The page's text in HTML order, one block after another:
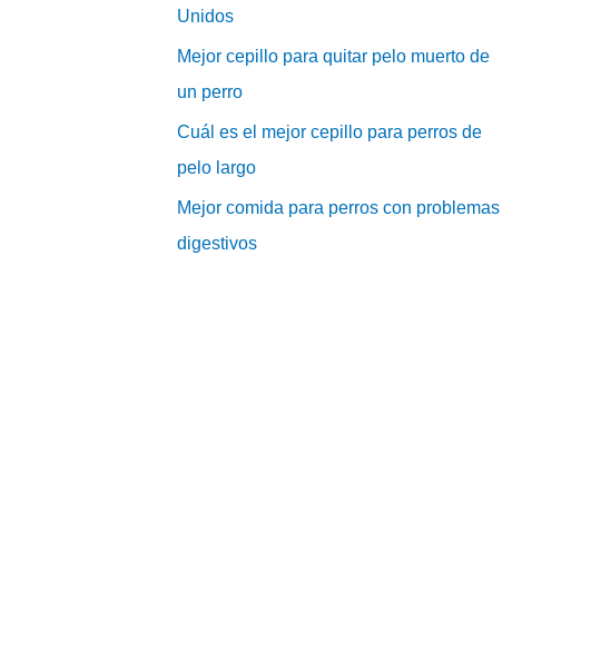
Unidos
Mejor cepillo para quitar pelo muerto de
un perro
Cuál es el mejor cepillo para perros de
pelo largo
Mejor comida para perros con problemas
digestivos